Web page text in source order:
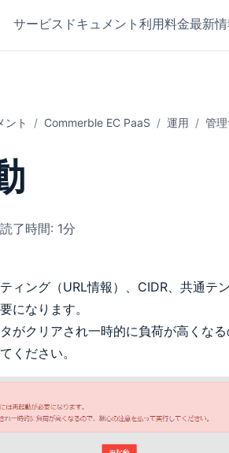
サービス ドキュメント 利用料金最新情
ント Commerble EC PaaS 運用 管理
読了時間: 1分
ィング（URL情報）、CIDR、共通テ
になります。
がクリアされ一時的に負荷が高くな
ください。